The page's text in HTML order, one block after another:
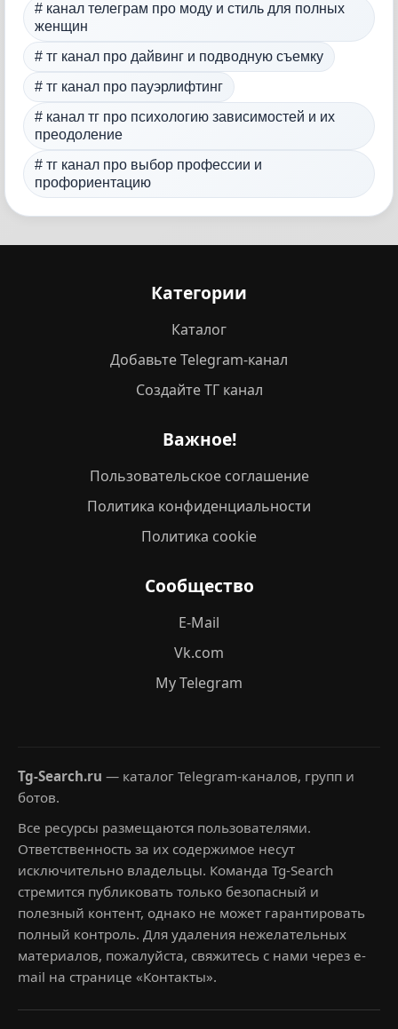
# канал телеграм про моду и стиль для полных
женщин
# тг канал про дайвинг и подводную съемку
# тг канал про пауэрлифтинг
# канал тг про психологию зависимостей и их
преодоление
# тг канал про выбор профессии и
профориентацию
Категории
Каталог
Добавьте Telegram-канал
Создайте ТГ канал
Важное!
Пользовательское соглашение
Политика конфиденциальности
Политика cookie
Сообщество
E-Mail
Vk.com
My Telegram
Tg-Search.ru — каталог Telegram-каналов, групп и
ботов.
Все ресурсы размещаются пользователями.
Ответственность за их содержимое несут
исключительно владельцы. Команда Tg-Search
стремится публиковать только безопасный и
полезный контент, однако не может гарантировать
полный контроль. Для удаления нежелательных
материалов, пожалуйста, свяжитесь с нами через e-
mail на странице «Контакты».